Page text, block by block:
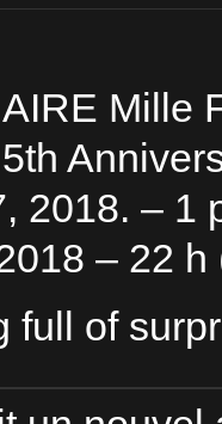
AIRE Mille
5th
2018. – 1
– 22 h
full of